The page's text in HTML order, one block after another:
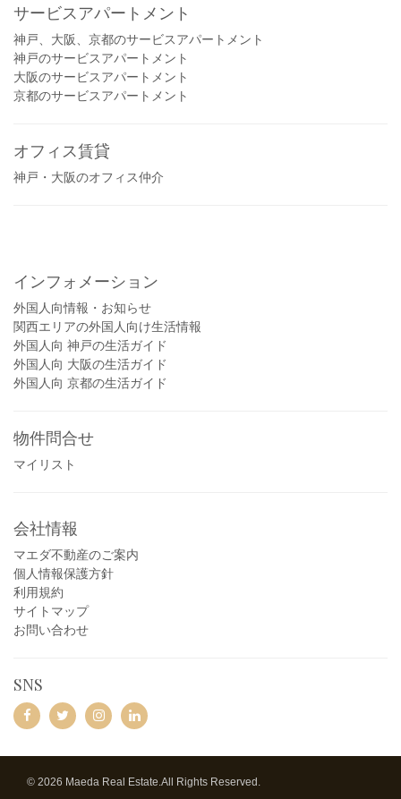
サービスアパートメント
神戸、大阪、京都のサービスアパートメント
神戸のサービスアパートメント
大阪のサービスアパートメント
京都のサービスアパートメント
オフィス賃貸
神戸・大阪のオフィス仲介
インフォメーション
外国人向情報・お知らせ
関西エリアの外国人向け生活情報
外国人向 神戸の生活ガイド
外国人向 大阪の生活ガイド
外国人向 京都の生活ガイド
物件問合せ
マイリスト
会社情報
マエダ不動産のご案内
個人情報保護方針
利用規約
サイトマップ
お問い合わせ
SNS
© 2026 Maeda Real Estate.All Rights Reserved.